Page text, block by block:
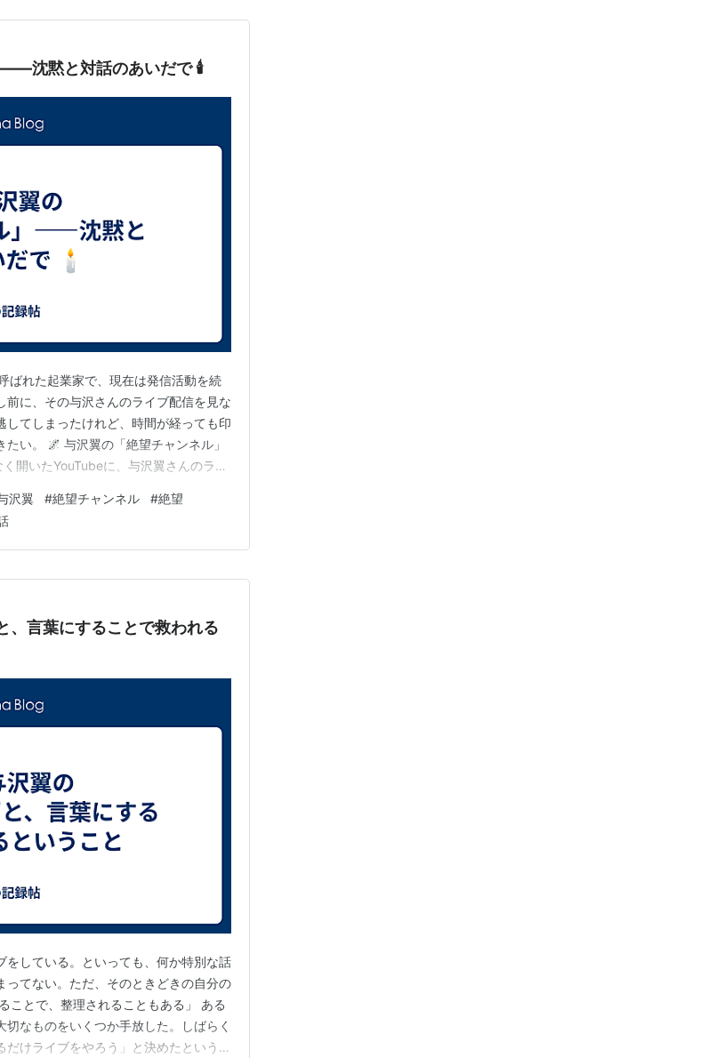
沈黙と対話のあいだで 🕯️
ばれた起業家で、現在は発信活動を続
に、その与沢さんのライブ配信を見な
てしまったけれど、時間が経っても印
い。 🌌 与沢翼の「絶望チャンネル」
開いたYouTubeに、与沢翼さんのライ
た。 でも、それが妙に、引き込まれ
沢翼 #絶望チャンネル #絶望
、言葉にすることで救われる
している。といっても、何か特別な話
てない。ただ、そのときどきの自分の
ことで、整理されることもある」 ある
なものをいくつか手放した。しばらく
けライブをやろう」と決めたという。